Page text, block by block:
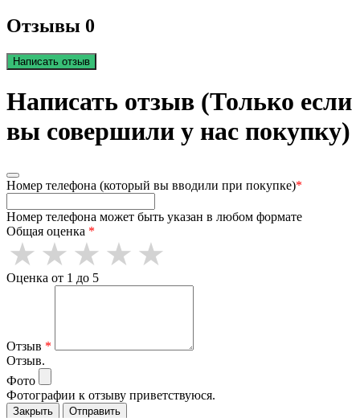
Отзывы 0
Написать отзыв
Написать отзыв (Только если
вы совершили у нас покупку)
Номер телефона (который вы вводили при покупке)*
Номер телефона может быть указан в любом формате
Общая оценка *
Оценка от 1 до 5
Отзыв *
Отзыв.
Фото
Фотографии к отзыву приветствуюся.
Закрыть Отправить